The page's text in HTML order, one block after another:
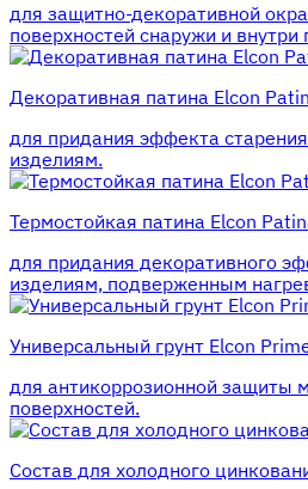
для защитно-декоративной
поверхностей снаружи и
Декоративная патина Elcon
для придания эффекта
изделиям.
Термостойкая патина Elcon
для придания декоративного
изделиям, подверженным
Универсальный грунт Elcon
для антикоррозионной защиты
поверхностей.
Состав для холодного